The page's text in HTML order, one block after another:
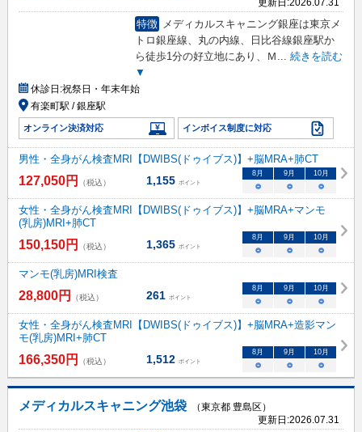
更新日:2026.07.31
特徴 メディカルスキャニング銀座は東京メ
トロ銀座線、丸の内線、日比谷線銀座駅か
ら徒歩1分の好立地にあり、Ｍ ... 続きを読む
▼
休診日:祝祭日・年末年始
有楽町駅 / 銀座駅
オンライン決済対応 インボイス制度に対応
男性・全身がん検査MRI【DWIBS(ドゥイブス)】+脳MRA+肺CT
127,050円 （税込） 1,155 ポイント
8月 9月 10月
○ ○ ○
女性・全身がん検査MRI【DWIBS(ドゥイブス)】+脳MRA+マンモ
(乳房)MRI+肺CT
150,150円 （税込） 1,365 ポイント
8月 9月 10月
○ ○ ○
マンモ(乳房)MRI検査
28,800円 （税込） 261 ポイント
8月 9月 10月
○ ○ ○
女性・全身がん検査MRI【DWIBS(ドゥイブス)】+脳MRA+造影マン
モ(乳房)MRI+肺CT
166,350円 （税込） 1,512 ポイント
8月 9月 10月
○ ○ ○
メディカルスキャニング池袋
（東京都 豊島区）
更新日:2026.07.31